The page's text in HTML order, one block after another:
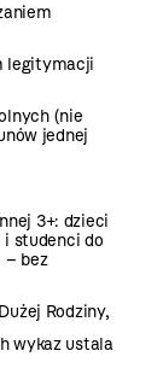
legitymacji
(nie
jednej
3+: dzieci
i studenci do
– bez
Rodziny,
wykaz ustala